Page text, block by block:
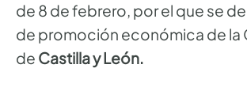
de 8 de febrero, por el que se
de promoción económica de la
de Castilla y León.